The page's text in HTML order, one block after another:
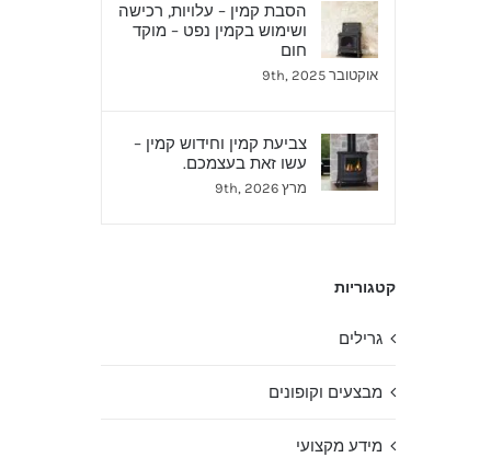
הסבת קמין – עלויות, רכישה
ושימוש בקמין נפט – מוקד
חום
אוקטובר 9th, 2025
צביעת קמין וחידוש קמין –
עשו זאת בעצמכם.
מרץ 9th, 2026
קטגוריות
גרילים
מבצעים וקופונים
מידע מקצועי